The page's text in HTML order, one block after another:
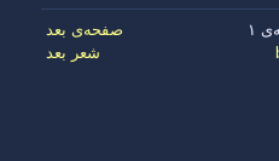
۱
صفحه‌ی بعد
شعر بعد